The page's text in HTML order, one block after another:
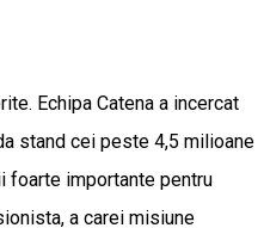
Echipa Catena a incercat
stand cei peste 4,5 milioane
foarte importante pentru
a carei misiune